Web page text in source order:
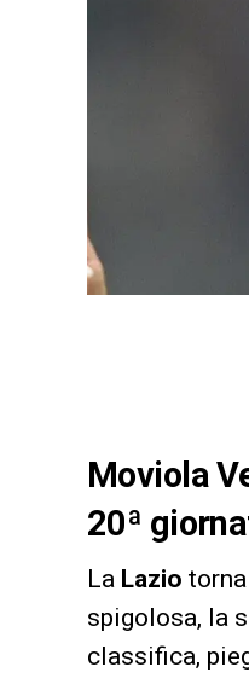
Moviola
20ª
La Lazio
spigolosa, la
classifica,